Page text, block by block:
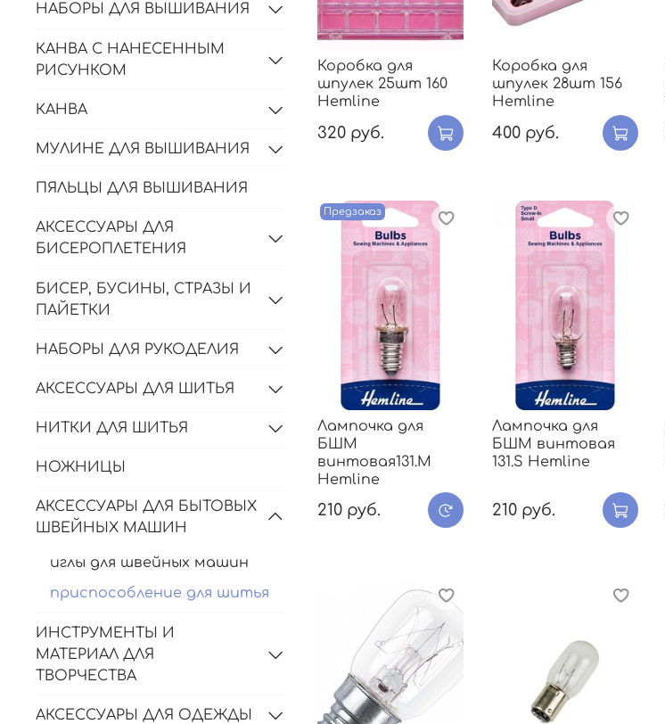
Коробка для
шпулек 25шт 160
Hemline
320 руб.
Коробка для
шпулек 28шт 156
Hemline
400 руб.
Предзаказ
Лампочка для
БШМ
винтовая131.M
Hemline
210 руб.
Лампочка для
БШМ винтовая
131.S Hemline
210 руб.
НАБОРЫ ДЛЯ ВЫШИВАНИЯ
КАНВА С НАНЕСЕННЫМ
РИСУНКОМ
КАНВА
МУЛИНЕ ДЛЯ ВЫШИВАНИЯ
ПЯЛЬЦЫ ДЛЯ ВЫШИВАНИЯ
АКСЕССУАРЫ ДЛЯ
БИСЕРОПЛЕТЕНИЯ
БИСЕР, БУСИНЫ, СТРАЗЫ И
ПАЙЕТКИ
НАБОРЫ ДЛЯ РУКОДЕЛИЯ
АКСЕССУАРЫ ДЛЯ ШИТЬЯ
НИТКИ ДЛЯ ШИТЬЯ
НОЖНИЦЫ
АКСЕССУАРЫ ДЛЯ БЫТОВЫХ
ШВЕЙНЫХ МАШИН
иглы для швейных машин
приспособление для шитья
ИНСТРУМЕНТЫ И
МАТЕРИАЛ ДЛЯ
ТВОРЧЕСТВА
АКСЕССУАРЫ ДЛЯ ОДЕЖДЫ